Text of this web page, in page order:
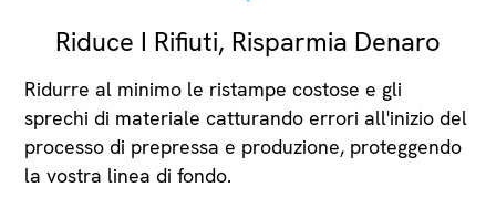
Riduce I Rifiuti, Risparmia Denaro
Ridurre al minimo le ristampe costose e gli
sprechi di materiale catturando errori all'inizio del
processo di prepressa e produzione, proteggendo
la vostra linea di fondo.